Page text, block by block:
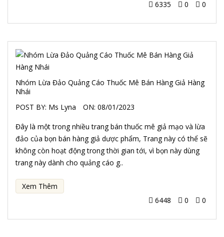
6335
0 0
Nhóm Lừa Đảo Quảng Cáo Thuốc Mê Bán Hàng Giả Hàng
Nhái
POST BY: Ms Lyna ON: 08/01/2023
Đây là một trong nhiều trang bán thuốc mê giả mạo và lừa
đảo của bọn bán hàng giả dược phẩm, Trang này có thể sẽ
không còn hoạt động trong thời gian tới, vì bọn này dùng
trang này dành cho quảng cáo g..
Xem Thêm
6448
0 0